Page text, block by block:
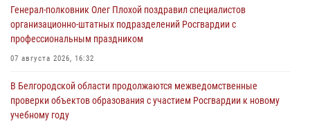
Генерал-полковник Олег Плохой поздравил специалистов
организационно-штатных подразделений Росгвардии с
профессиональным праздником
07 августа 2026, 16:32
В Белгородской области продолжаются межведомственные
проверки объектов образования с участием Росгвардии к новому
учебному году